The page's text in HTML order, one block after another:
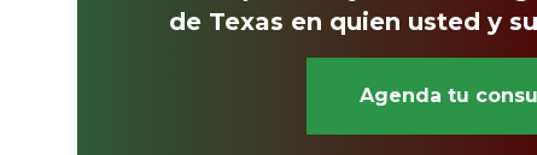
de Texas en quien usted y
Agenda tu